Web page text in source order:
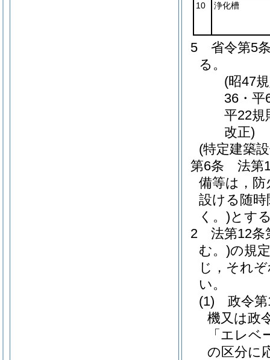
10 浄化槽
5
省令第5
る。
(昭47
36・平
平22規
改正)
(特定建築
第6条
法第
備等は，
設ける随
く。)とす
2
法第12条
む。)の規
じ，それ
い。
(1)
政令
機又は政
「エレ
の区分に